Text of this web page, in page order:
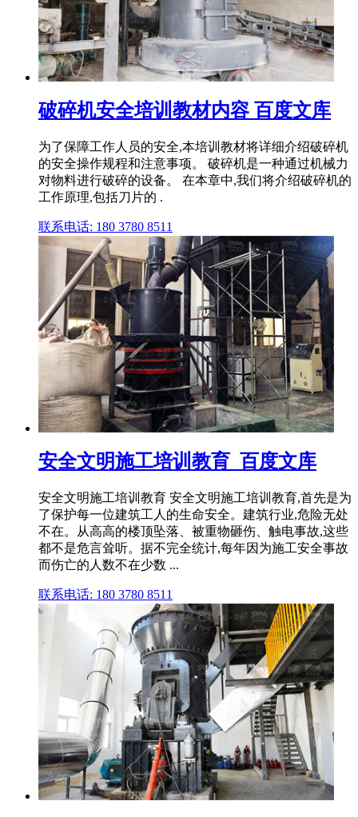
破碎机安全培训教材内容 百度文库
为了保障工作人员的安全,本培训教材将详细介绍破碎机
的安全操作规程和注意事项。 破碎机是一种通过机械力
对物料进行破碎的设备。 在本章中,我们将介绍破碎机的
工作原理,包括刀片的 .
联系电话: 180 3780 8511
安全文明施工培训教育_百度文库
安全文明施工培训教育 安全文明施工培训教育,首先是为
了保护每一位建筑工人的生命安全。建筑行业,危险无处
不在。从高高的楼顶坠落、被重物砸伤、触电事故,这些
都不是危言耸听。据不完全统计,每年因为施工安全事故
而伤亡的人数不在少数 ...
联系电话: 180 3780 8511